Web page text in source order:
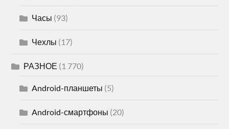
Часы (93)
Чехлы (17)
РАЗНОЕ (1 770)
Android-планшеты (5)
Android-смартфоны (20)